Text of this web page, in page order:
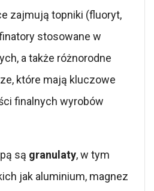
zajmują topniki (fluoryt,
stosowane w
a także różnorodne
które mają kluczowe
finalnych wyrobów
są granulaty, w tym
jak aluminium, magnez